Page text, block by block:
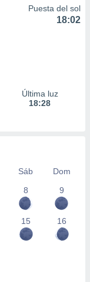
Puesta del sol
18:02
Última luz
18:28
Sáb
Dom
8
9
15 16